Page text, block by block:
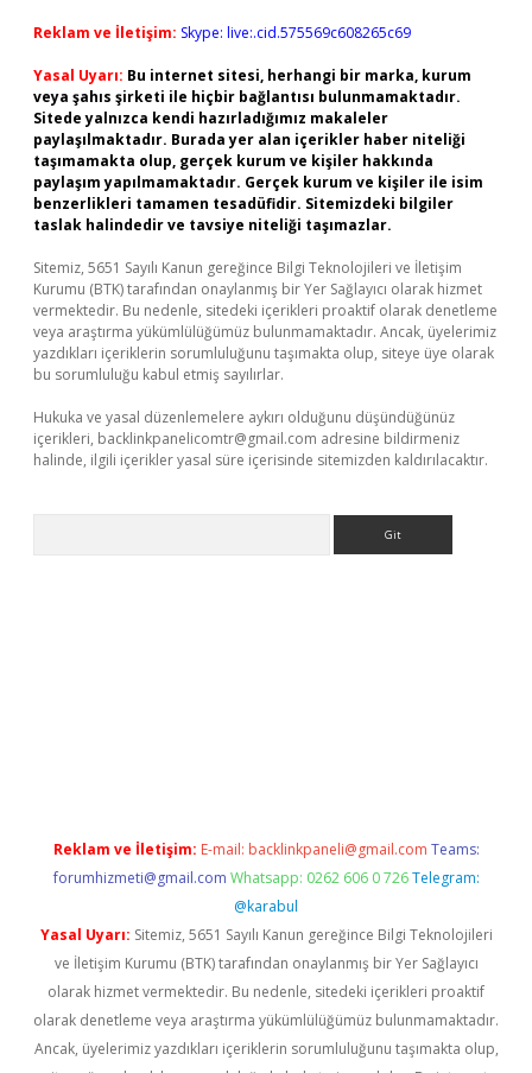
Reklam ve İletişim: Skype: live:.cid.575569c608265c69
Yasal Uyarı: Bu internet sitesi, herhangi bir marka, kurum
veya şahıs şirketi ile hiçbir bağlantısı bulunmamaktadır.
Sitede yalnızca kendi hazırladığımız makaleler
paylaşılmaktadır. Burada yer alan içerikler haber niteliği
taşımamakta olup, gerçek kurum ve kişiler hakkında
paylaşım yapılmamaktadır. Gerçek kurum ve kişiler ile isim
benzerlikleri tamamen tesadüfidir. Sitemizdeki bilgiler
taslak halindedir ve tavsiye niteliği taşımazlar.
Sitemiz, 5651 Sayılı Kanun gereğince Bilgi Teknolojileri ve İletişim
Kurumu (BTK) tarafından onaylanmış bir Yer Sağlayıcı olarak hizmet
vermektedir. Bu nedenle, sitedeki içerikleri proaktif olarak denetleme
veya araştırma yükümlülüğümüz bulunmamaktadır. Ancak, üyelerimiz
yazdıkları içeriklerin sorumluluğunu taşımakta olup, siteye üye olarak
bu sorumluluğu kabul etmiş sayılırlar.
Hukuka ve yasal düzenlemelere aykırı olduğunu düşündüğünüz
içerikleri, backlinkpanelicomtr@gmail.com adresine bildirmeniz
halinde, ilgili içerikler yasal süre içerisinde sitemizden kaldırılacaktır.
Reklam ve İletişim: E-mail: backlinkpaneli@gmail.com Teams:
forumhizmeti@gmail.com Whatsapp: 0262 606 0 726 Telegram:
@karabul
Yasal Uyarı: Sitemiz, 5651 Sayılı Kanun gereğince Bilgi Teknolojileri
ve İletişim Kurumu (BTK) tarafından onaylanmış bir Yer Sağlayıcı
olarak hizmet vermektedir. Bu nedenle, sitedeki içerikleri proaktif
olarak denetleme veya araştırma yükümlülüğümüz bulunmamaktadır.
Ancak, üyelerimiz yazdıkları içeriklerin sorumluluğunu taşımakta olup,